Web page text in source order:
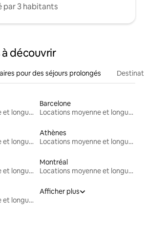
par 3 habitants
découvrir
pour des séjours prolongés
Locations moyenne et longue durée
Barcelone
Locations moyenne et longue durée
Locations moyenne et longue durée
Athènes
Locations moyenne et longue durée
Locations moyenne et longue durée
Montréal
Locations moyenne et longue durée
Locations moyenne et longue durée
Afficher plus